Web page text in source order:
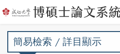
簡易檢索 / 詳目顯示